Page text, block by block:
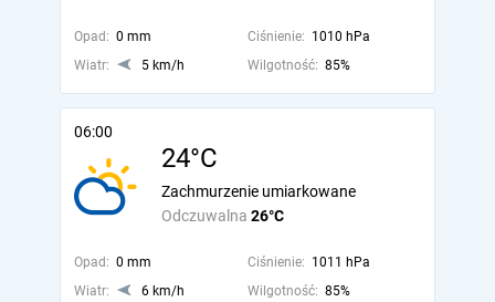
Opad: 0 mm Ciśnienie: 1010 hPa
Wiatr:
5 km/h Wilgotność: 85%
06:00
24°C
Odczuwalna 26°C
Zachmurzenie umiarkowane
Opad: 0 mm Ciśnienie: 1011 hPa
Wiatr:
6 km/h Wilgotność: 85%